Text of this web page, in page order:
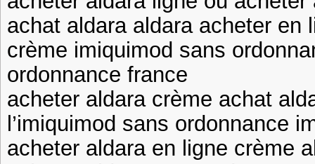
achat aldara aldara acheter en
crème imiquimod sans
ordonnance france
acheter aldara crème achat
l’imiquimod sans ordonnance
acheter aldara en ligne crème